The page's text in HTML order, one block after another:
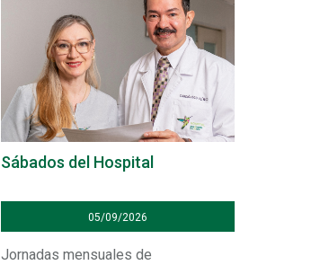
Sábados del Hospital
05/09/2026
Jornadas mensuales de